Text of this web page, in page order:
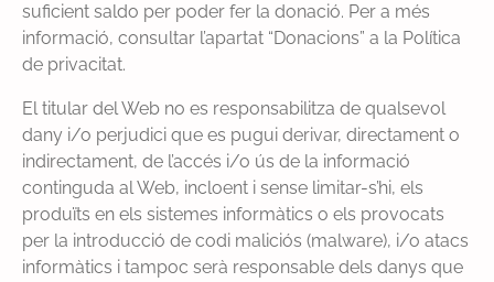
suficient saldo per poder fer la donació. Per a més
informació, consultar l’apartat “Donacions” a la Política
de privacitat.
El titular del Web no es responsabilitza de qualsevol
dany i/o perjudici que es pugui derivar, directament o
indirectament, de l’accés i/o ús de la informació
continguda al Web, incloent i sense limitar-s’hi, els
produïts en els sistemes informàtics o els provocats
per la introducció de codi maliciós (malware), i/o atacs
informàtics i tampoc serà responsable dels danys que